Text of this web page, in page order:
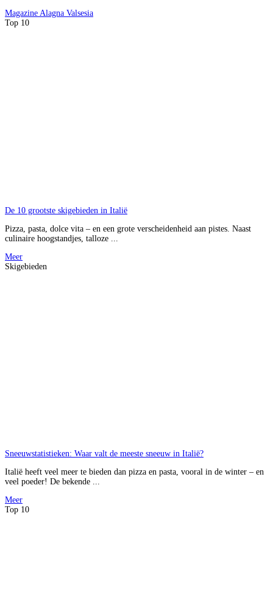
Magazine Alagna Valsesia
Top 10
De 10 grootste skigebieden in Italië
Pizza, pasta, dolce vita – en een grote verscheidenheid aan pistes. Naast
culinaire hoogstandjes, talloze ...
Meer
Skigebieden
Sneeuwstatistieken: Waar valt de meeste sneeuw in Italië?
Italië heeft veel meer te bieden dan pizza en pasta, vooral in de winter – en
veel poeder! De bekende ...
Meer
Top 10